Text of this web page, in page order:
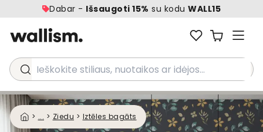
Dabar - Išsaugoti 15% su kodu WALL15
Ieškokite stiliaus, nuotaikos ar idėjos...
> ... > Ziedu > Iztēles bagāts